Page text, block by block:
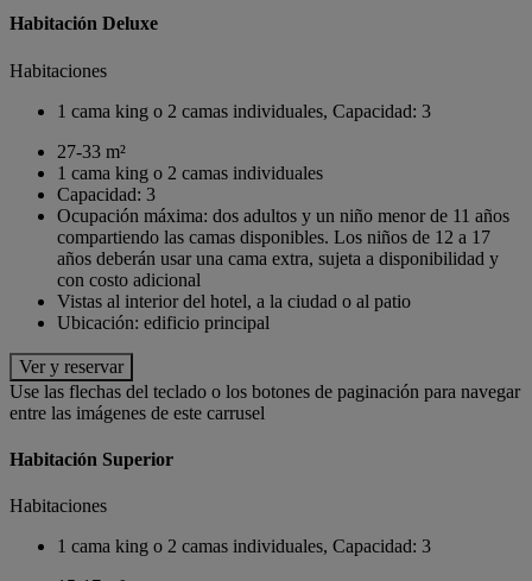
Habitación Deluxe
Habitaciones
1 cama king o 2 camas individuales, Capacidad: 3
27-33 m²
1 cama king o 2 camas individuales
Capacidad: 3
Ocupación máxima: dos adultos y un niño menor de 11 años
compartiendo las camas disponibles. Los niños de 12 a 17
años deberán usar una cama extra, sujeta a disponibilidad y
con costo adicional
Vistas al interior del hotel, a la ciudad o al patio
Ubicación: edificio principal
Ver y reservar
Use las flechas del teclado o los botones de paginación para navegar
entre las imágenes de este carrusel
Habitación Superior
Habitaciones
1 cama king o 2 camas individuales, Capacidad: 3